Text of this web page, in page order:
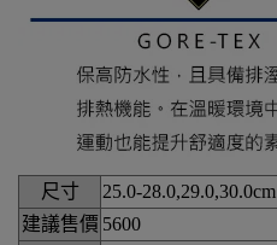
尺寸
25.0-28.0,29.0,30.0cm
建議售價 5600